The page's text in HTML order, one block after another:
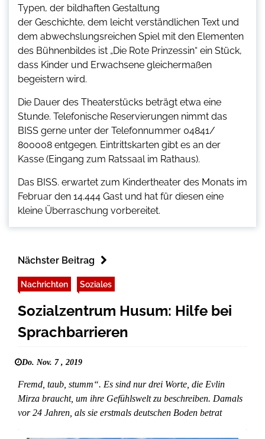
Typen, der bildhaften Gestaltung
der Geschichte, dem leicht verständlichen Text und
dem abwechslungsreichen Spiel mit den Elementen
des Bühnenbildes ist „Die Rote Prinzessin“ ein Stück,
dass Kinder und Erwachsene gleichermaßen
begeistern wird.
Die Dauer des Theaterstücks beträgt etwa eine
Stunde. Telefonische Reservierungen nimmt das
BISS gerne unter der Telefonnummer 04841/
800008 entgegen. Eintrittskarten gibt es an der
Kasse (Eingang zum Ratssaal im Rathaus).
Das BISS. erwartet zum Kindertheater des Monats im
Februar den 14.444 Gast und hat für diesen eine
kleine Überraschung vorbereitet.
Nächster Beitrag
Nachrichten Soziales
Sozialzentrum Husum: Hilfe bei
Sprachbarrieren
Do. Nov. 7 , 2019
Fremd, taub, stumm“. Es sind nur drei Worte, die Evlin
Mirza braucht, um ihre Gefühlswelt zu beschreiben. Damals
vor 24 Jahren, als sie erstmals deutschen Boden betrat